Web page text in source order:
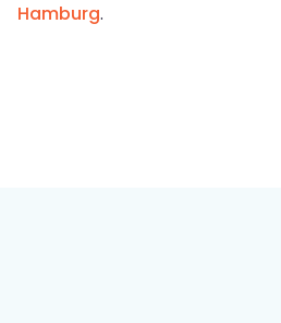
Hamburg.